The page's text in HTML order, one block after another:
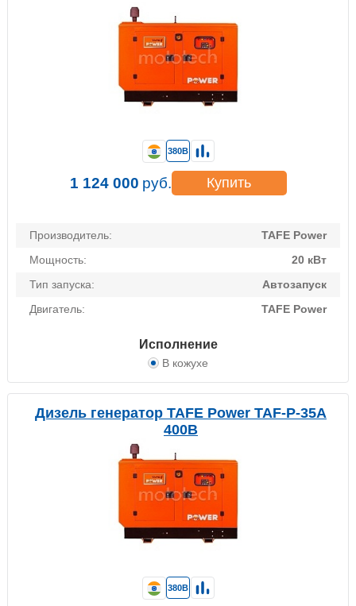
Производитель:
TAFE Power
Мощность:
20 кВт
Тип запуска:
Автозапуск
Двигатель:
TAFE Power
Исполнение
В кожухе
380В
1 124 000 руб. Купить
Дизель генератор TAFE Power TAF-P-35A
400В
380В